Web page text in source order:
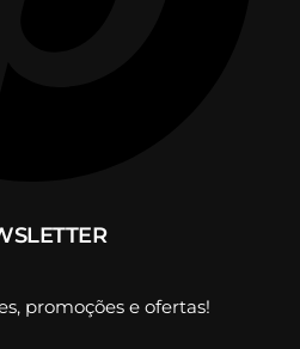
promoções e ofertas!